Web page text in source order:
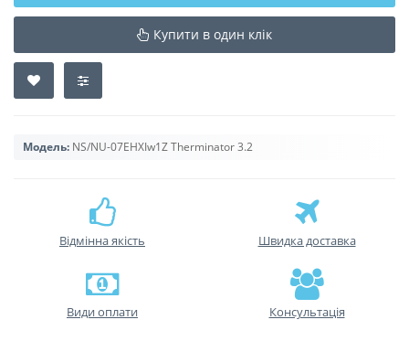
Купити в один клік
Модель: NS/NU-07EHXIw1Z Therminator 3.2
Відмінна якість Швидка доставка
Види оплати Консультація